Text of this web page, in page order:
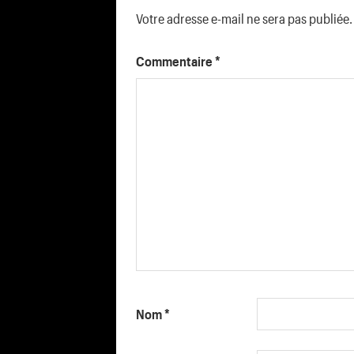
Votre adresse e-mail ne sera pas publiée.
Commentaire *
Nom*